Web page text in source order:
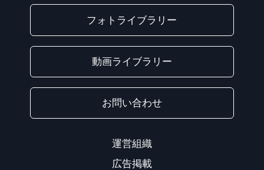
フォトライブラリー
動画ライブラリー
お問い合わせ
運営組織
広告掲載